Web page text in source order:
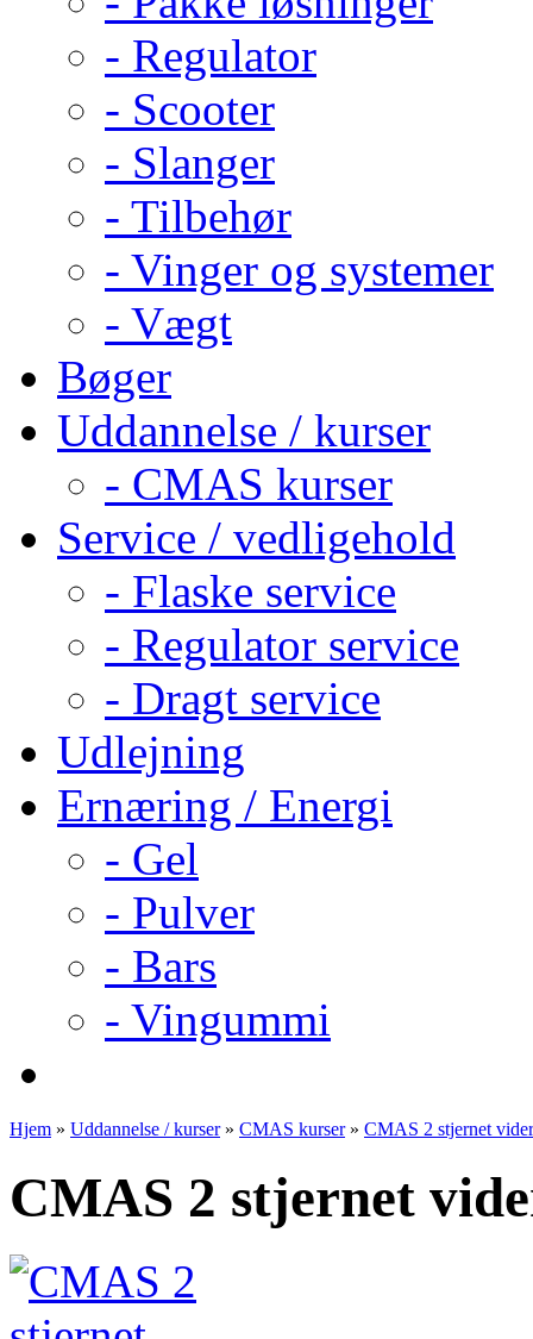
- Regulator
- Scooter
- Slanger
- Tilbehør
- Vinger og systemer
- Vægt
Bøger
Uddannelse / kurser
- CMAS kurser
Service / vedligehold
- Flaske service
- Regulator service
- Dragt service
Udlejning
Ernæring / Energi
- Gel
- Pulver
- Bars
- Vingummi
Hjem » Uddannelse / kurser» CMAS kurser» CMAS 2 stjernet
CMAS 2 stjernet